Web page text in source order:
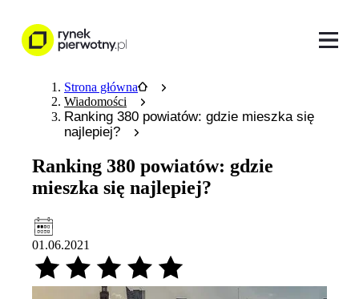
Strona główna
Wiadomości
Ranking 380 powiatów: gdzie mieszka się
najlepiej?
Ranking 380 powiatów: gdzie
mieszka się najlepiej?
01.06.2021